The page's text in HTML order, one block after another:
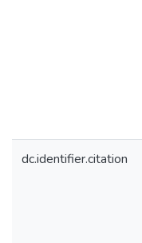
dc.identifier.citation